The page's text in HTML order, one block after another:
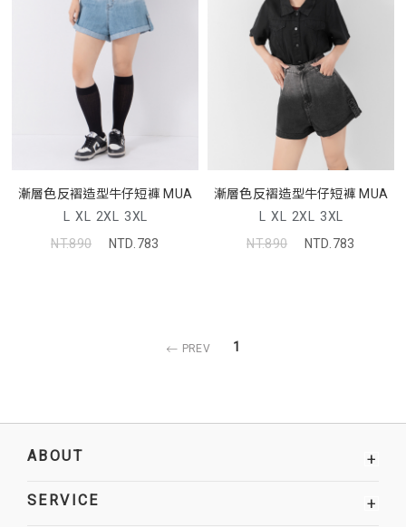
漸層色反褶造型牛仔短褲 MUA
L XL 2XL 3XL
NT.890
NTD.783
漸層色反褶造型牛仔短褲 MUA
L XL 2XL 3XL
NT.890
NTD.783
PREV 1
ABOUT +
SERVICE +